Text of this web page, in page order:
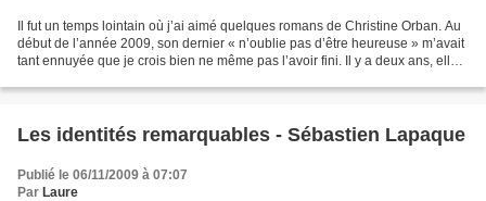
Il fut un temps lointain où j’ai aimé quelques romans de Christine Orban. Au
début de l’année 2009, son dernier « n’oublie pas d’être heureuse » m’avait
tant ennuyée que je crois bien ne même pas l’avoir fini. Il y a deux ans, elle
Les identités remarquables - Sébastien Lapaque
Publié le 06/11/2009 à 07:07
Par Laure